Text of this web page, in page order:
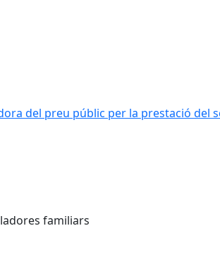
del preu públic per la prestació del
familiars